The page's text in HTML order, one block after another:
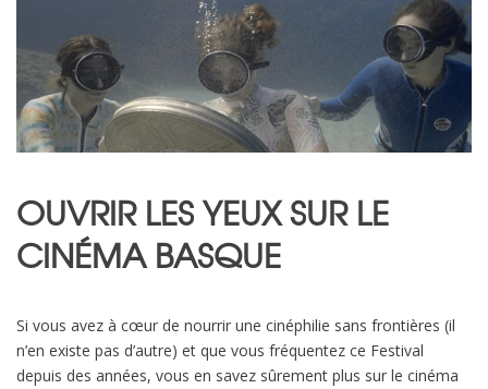
OUVRIR LES YEUX SUR LE
CINÉMA BASQUE
Si vous avez à cœur de nourrir une cinéphilie sans frontières (il
n’en existe pas d’autre) et que vous fréquentez ce Festival
depuis des années, vous en savez sûrement plus sur le cinéma